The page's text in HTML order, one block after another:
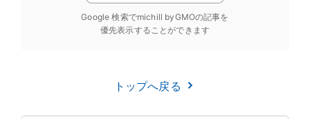
Google 検索でmichill byGMOの記事を
優先表示することができます
トップへ戻る